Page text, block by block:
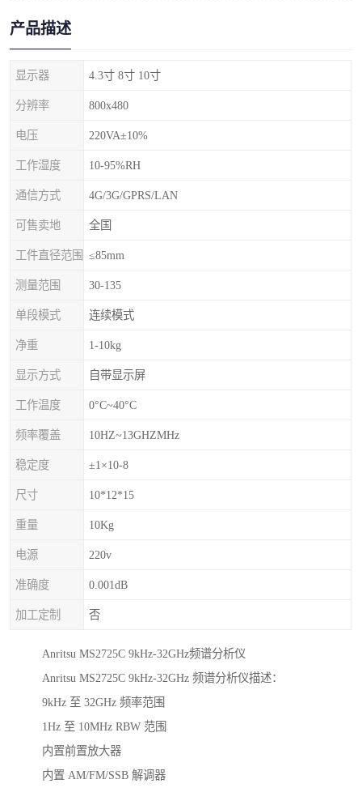
产品描述
显示器 4.3寸 8寸 10寸
分辨率 800x480
电压 220VA±10%
工作湿度 10-95%RH
通信方式 4G/3G/GPRS/LAN
可售卖地 全国
工件直径范围 ≤85mm
测量范围 30-135
单段模式 连续模式
净重 1-10kg
显示方式 自带显示屏
工作温度 0°C~40°C
频率覆盖 10HZ~13GHZMHz
稳定度 ±1×10-8
尺寸 10*12*15
重量 10Kg
电源 220v
准确度 0.001dB
加工定制 否
Anritsu MS2725C 9kHz-32GHz频谱分析仪
Anritsu MS2725C 9kHz-32GHz 频谱分析仪描述：
9kHz 至 32GHz 频率范围
1Hz 至 10MHz RBW 范围
内置前置放大器
内置 AM/FM/SSB 解调器